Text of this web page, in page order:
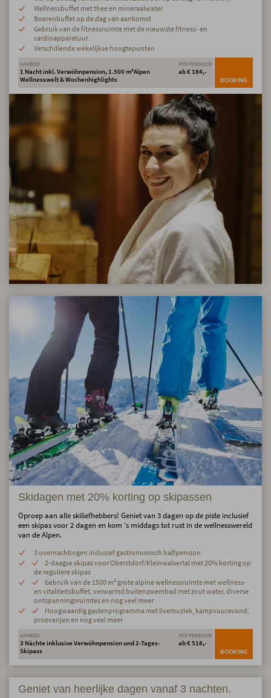
Wellnessbuffet met thee en mineraalwater
Boerenbuffet op de dag van aankomst
Gebruik van de fitnessruimte met de nieuwste fitness- en
cardioapparatuur
Verschillende wekelijkse hoogtepunten
AANBOD
1 Nacht inkl. Verwöhnpension, 1.500 m²Alpen
Wellnesswelt & Wochenhighlights
PER PERSOON
ab € 184,-
BOOKING
Skidagen met 20% korting op skipassen
Oproep aan alle skiliefhebbers! Geniet van 3 dagen op de piste inclusief
een skipas voor 2 dagen en kom 's middags tot rust in de wellnesswereld
van de Alpen.
3 overnachtingen inclusief gastronomisch halfpension
2-daagse skipas voor Oberstdorf/Kleinwalsertal met 20% korting op
de reguliere skipas
Gebruik van de 1500 m² grote alpine wellnessruimte met wellness-
en vitaliteitsbuffet, verwarmd buitenzwembad met zout water, diverse
ontspanningsruimtes en nog veel meer
Hoogwaardig gastenprogramma met livemuziek, kampvuuravond,
proeverijen en nog veel meer
AANBOD
3 Nächte inklusive Verwöhnpension und 2-Tages-
Skipass
PER PERSOON
ab € 518,-
BOOKING
Geniet van heerlijke dagen vanaf 3 nachten.